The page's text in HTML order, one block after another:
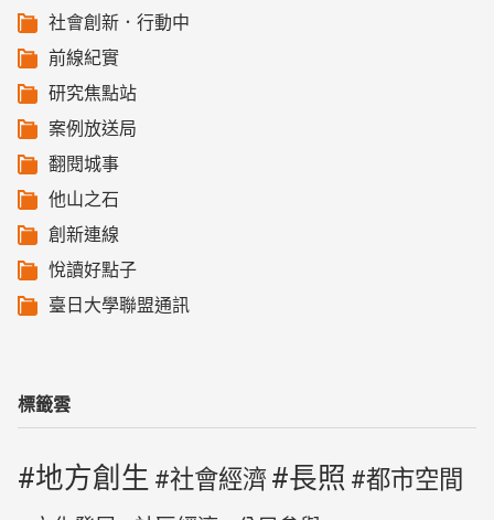
社會創新．行動中
前線紀實
研究焦點站
案例放送局
翻閱城事
他山之石
創新連線
悅讀好點子
臺日大學聯盟通訊
標籤雲
地方創生 社會經濟 長照 都市空間